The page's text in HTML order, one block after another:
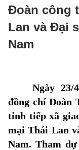
Đoàn công
Lan và Đại
Nam
Ngày
đồng chí Đoàn
tỉnh tiếp xã
mại Thái Lan
Nam. Tham